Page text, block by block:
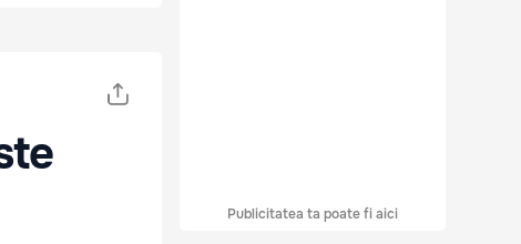
Publicitatea ta poate fi aici